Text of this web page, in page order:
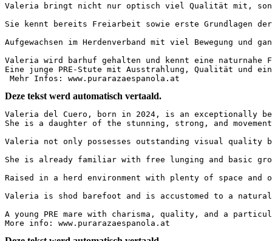
Valeria bringt nicht nur optisch viel Qualität mit,
Sie kennt bereits Freiarbeit sowie erste Grundlagen der
Aufgewachsen im Herdenverband mit viel Bewegung
Valeria wird barhuf gehalten und kennt eine naturnahe
Eine junge PRE-Stute mit Ausstrahlung, Qualität und
Mehr Infos: www.purarazaespanola.at
Deze tekst werd automatisch vertaald.
Valeria del Cuero, born in 2024, is an exceptionally
She is a daughter of the stunning, strong, and
Valeria not only possesses outstanding visual
She is already familiar with free lunging and basic
Raised in a herd environment with plenty of space
Valeria is shod barefoot and is accustomed to a
A young PRE mare with charisma, quality, and a
More info: www.purarazaespanola.at